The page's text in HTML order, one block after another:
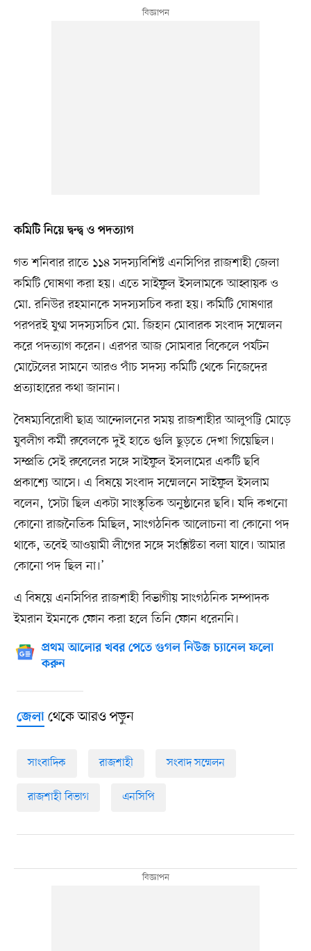
কমিটি নিয়ে দ্বন্দ্ব ও পদত্যাগ
গত শনিবার রাতে ১১৪ সদস্যবিশিষ্ট এনসিপির রাজশাহী জেলা
কমিটি ঘোষণা করা হয়। এতে সাইফুল ইসলামকে আহ্বায়ক ও
মো. রনিউর রহমানকে সদস্যসচিব করা হয়। কমিটি ঘোষণার
পরপরই যুগ্ম সদস্যসচিব মো. জিহান মোবারক সংবাদ সম্মেলন
করে পদত্যাগ করেন। এরপর আজ সোমবার বিকেলে পর্যটন
মোটেলের সামনে আরও পাঁচ সদস্য কমিটি থেকে নিজেদের
প্রত্যাহারের কথা জানান।
বৈষম্যবিরোধী ছাত্র আন্দোলনের সময় রাজশাহীর আলুপট্টি মোড়ে
যুবলীগ কর্মী রুবেলকে দুই হাতে গুলি ছুড়তে দেখা গিয়েছিল।
সম্প্রতি সেই রুবেলের সঙ্গে সাইফুল ইসলামের একটি ছবি
প্রকাশ্যে আসে। এ বিষয়ে সংবাদ সম্মেলনে সাইফুল ইসলাম
বলেন, ‘সেটা ছিল একটা সাংস্কৃতিক অনুষ্ঠানের ছবি। যদি কখনো
কোনো রাজনৈতিক মিছিল, সাংগঠনিক আলোচনা বা কোনো পদ
থাকে, তবেই আওয়ামী লীগের সঙ্গে সংশ্লিষ্টতা বলা যাবে। আমার
কোনো পদ ছিল না।’
এ বিষয়ে এনসিপির রাজশাহী বিভাগীয় সাংগঠনিক সম্পাদক
ইমরান ইমনকে ফোন করা হলে তিনি ফোন ধরেননি।
প্রথম আলোর খবর পেতে গুগল নিউজ চ্যানেল ফলো
করুন
জেলাথেকে আরও পড়ুন
সাংবাদিক রাজশাহী সংবাদ সম্মেলন
রাজশাহী বিভাগ এনসিপি